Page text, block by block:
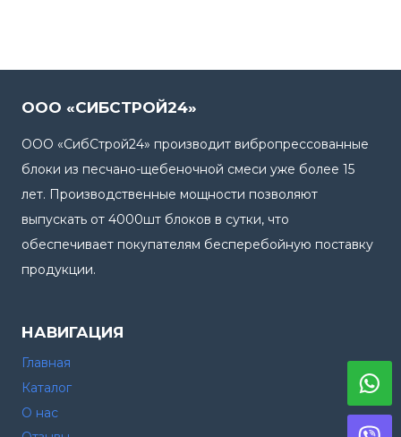
серый
ООО «СИБСТРОЙ24»
ООО «СибСтрой24» производит вибропрессованные
блоки из песчано-щебеночной смеси уже более 15
лет. Производственные мощности позволяют
выпускать от 4000шт блоков в сутки, что
обеспечивает покупателям бесперебойную поставку
продукции.
НАВИГАЦИЯ
Главная
Каталог
О нас